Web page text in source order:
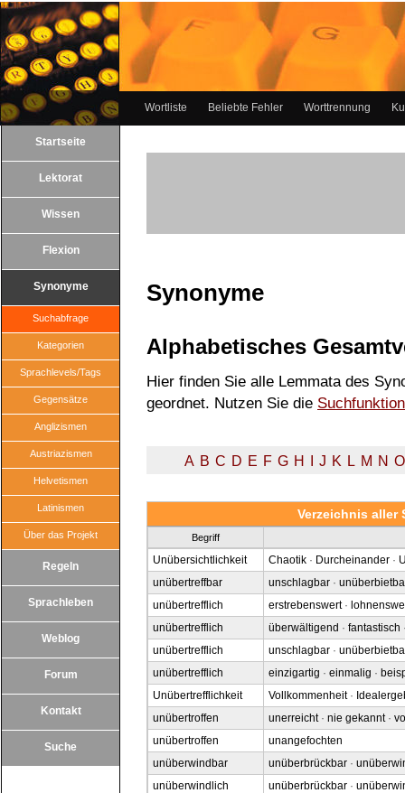
Wortliste Beliebte Fehler Worttrennung
Startseite
Lektorat
Wissen
Flexion
Synonyme
Suchabfrage
Kategorien
Sprachlevels/Tags
Gegensätze
Anglizismen
Austriazismen
Helvetismen
Latinismen
Über das Projekt
Regeln
Sprachleben
Weblog
Forum
Kontakt
Suche
Synonyme
Alphabetisches
Hier finden Sie alle Lemmata des
geordnet. Nutzen Sie die Suchfunktion
A B C D E F G H J K L M N O
Verzeichnis aller
Begriff
Unübersichtlichkeit Chaotik · Durcheinander ·
unübertreffbar
unschlagbar ·
unübertrefflich
erstrebenswert·
unübertrefflich
überwältigend · fantastisch
unübertrefflich
unschlagbar ·
unübertrefflich
einzigartig · einmalig ·
Unübertrefflichkeit
Vollkommenheit·
unübertroffen
unerreicht· nie gekannt·
unübertroffen
unangefochten
unüberwindbar
unüberbrückbar ·
unüberwindlich
unüberbrückbar ·